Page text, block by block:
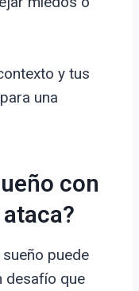
y tus
una
con
puede
desafío que